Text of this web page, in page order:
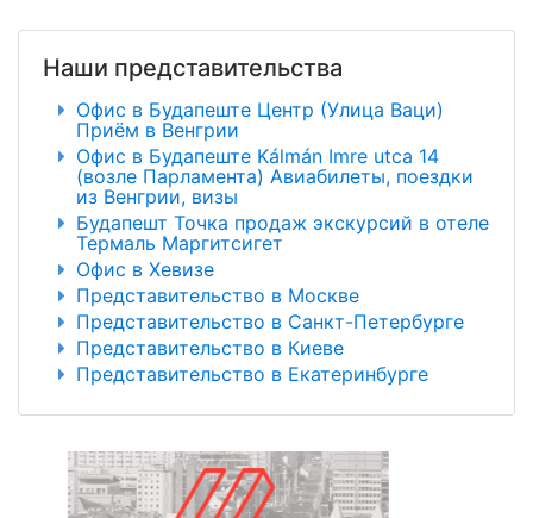
Наши представительства
Офис в Будапеште Центр (Улица Ваци)
Приём в Венгрии
Офис в Будапеште Kálmán Imre utca 14
(возле Парламента) Авиабилеты, поездки
из Венгрии, визы
Будапешт Точка продаж экскурсий в отеле
Термаль Маргитсигет
Офис в Хевизе
Представительство в Москве
Представительство в Санкт-Петербурге
Представительство в Киеве
Представительство в Екатеринбурге